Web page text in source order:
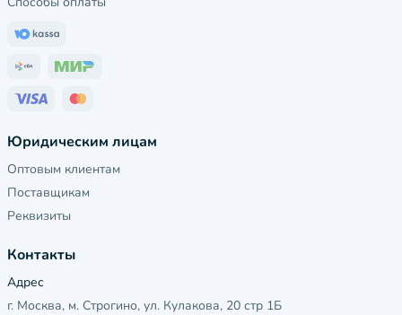
Юридическим лицам
Оптовым клиентам
Поставщикам
Реквизиты
Контакты
Адрес
г. Москва, м. Строгино, ул. Кулакова, 20 стр 1Б